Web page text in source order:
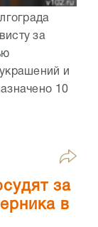
за
и
10
за
в